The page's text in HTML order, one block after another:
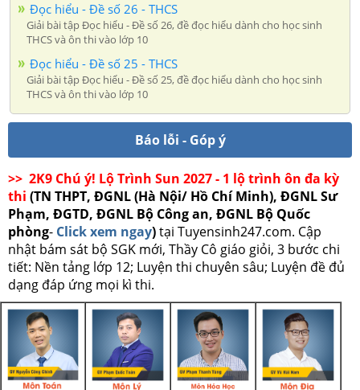
Đọc hiểu - Đề số 26 - THCS
Giải bài tập Đọc hiểu - Đề số 26, đề đọc hiểu dành cho học sinh
THCS và ôn thi vào lớp 10
Đọc hiểu - Đề số 25 - THCS
Giải bài tập Đọc hiểu - Đề số 25, đề đọc hiểu dành cho học sinh
THCS và ôn thi vào lớp 10
Báo lỗi - Góp ý
>> 2K9 Chú ý! Lộ Trình Sun 2027 - 1 lộ trình ôn đa kỳ
thi (TN THPT, ĐGNL (Hà Nội/ Hồ Chí Minh), ĐGNL Sư
Phạm, ĐGTD, ĐGNL Bộ Công an, ĐGNL Bộ Quốc
phòng- Click xem ngay)tại Tuyensinh247.com. Cập
nhật bám sát bộ SGK mới, Thầy Cô giáo giỏi, 3 bước chi
tiết: Nền tảng lớp 12; Luyện thi chuyên sâu; Luyện đề đủ
dạng đáp ứng mọi kì thi.